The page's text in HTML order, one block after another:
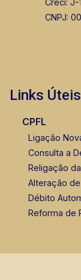
Creci: J-
CNPJ:
Links Úteis
CPFL
Ligação
Consulta a
Religação
Alteração
Débito
Reforma de